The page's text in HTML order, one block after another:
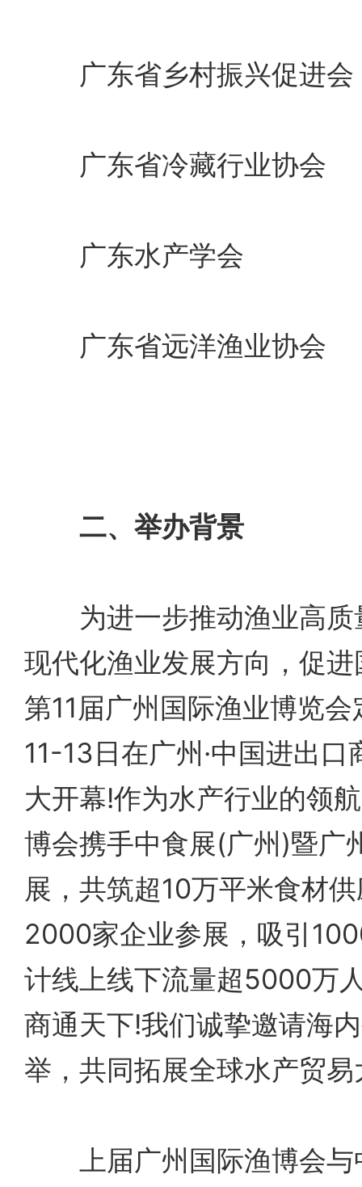
广东省乡村振兴促进会
广东省冷藏行业协会
广东水产学会
广东省远洋渔业协会
二、举办背景
为进一步推动渔业高质
现代化渔业发展方向，促
第11届广州国际渔业博览
11-13日在广州·中国进出
大开幕!作为水产行业的领
博会携手中食展(广州)暨广
展，共筑超10万平米食材
2000家企业参展，吸引
计线上线下流量超5000万
商通天下!我们诚挚邀请海
举，共同拓展全球水产贸易
上届广州国际渔博会与